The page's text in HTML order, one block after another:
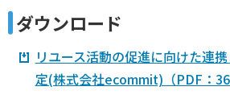
ダウンロード
リユース活動の促進に向けた連
定(株式会社ecommit)（PDF：